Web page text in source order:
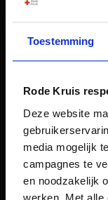
Toestemming
Rode Kruis
Deze website
media mogelijk
campagnes te
en noodzakelijk
werken. Met alle
Achternaam
E-mailadres
Vakgebied
0 geselecteerd